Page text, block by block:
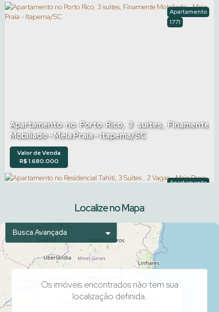
Apartamento no Porto Rico, 3 suites, Finamente
Mobiliado - Meia Praia - Itapema/SC
1771
Apartamento
R$1.680.000
Valor de Venda
Apartamento no Residencial Tahiti, 3 Suítes , 2
Vagas - Meia Praia - Itapema/Sc
Apartamento
Localize no Mapa
Carregando Mapa
Os imóveis encontrados não tem sua
localização definida.
Busca Avançada